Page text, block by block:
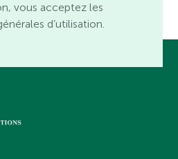
vous acceptez les
d’utilisation.